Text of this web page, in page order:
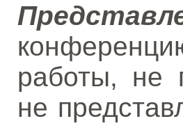
работы, не
не